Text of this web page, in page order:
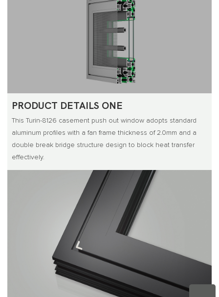
PRODUCT DETAILS ONE
This Turin-8126 casement push out window adopts standard
aluminum profiles with a fan frame thickness of 2.0mm and a
double break bridge structure design to block heat transfer
effectively.